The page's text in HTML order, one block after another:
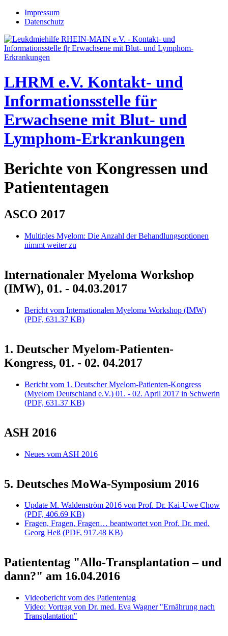
Jump to navigation
Impressum
Datenschutz
LHRM e.V. Kontakt- und
Informationsstelle für
Erwachsene mit Blut- und
Lymphom-Erkrankungen
Berichte von Kongressen und
Patiententagen
ASCO 2017
Multiples Myelom: Die Anzahl der Behandlungsoptionen
nimmt weiter zu
Internationaler Myeloma Workshop
(IMW), 01. - 04.03.2017
Bericht vom Internationalen Myeloma Workshop (IMW)
(PDF, 631.37 KB)
1. Deutscher Myelom-Patienten-
Kongress, 01. - 02. 04.2017
Bericht vom 1. Deutscher Myelom-Patienten-Kongress
(Myelom Deutschland e.V.) 01. - 02. April 2017 in Schwerin
(PDF, 631.37 KB)
ASH 2016
Neues vom ASH 2016
5. Deutsches MoWa-Symposium 2016
Update M. Waldenström 2016 von Prof. Dr. Kai-Uwe Chow
(PDF, 406.69 KB)
Fragen, Fragen, Fragen… beantwortet von Prof. Dr. med.
Georg Heß (PDF, 917.48 KB)
Patiententag "Allo-Transplantation – und
dann?" am 16.04.2016
Videobericht vom des Patiententag
Video: Vortrag von Dr. med. Eva Wagner "Ernährung nach
Transplantation"